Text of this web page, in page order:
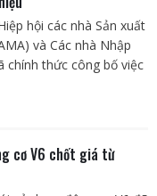
hội các nhà Sản xuất
và Các nhà Nhập
chính thức công bố việc
cơ V6 chốt giá từ